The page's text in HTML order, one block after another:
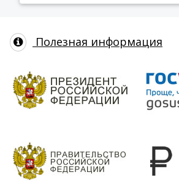
Полезная информация